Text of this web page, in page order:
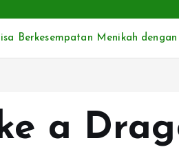
Berkesempatan Menikah
a